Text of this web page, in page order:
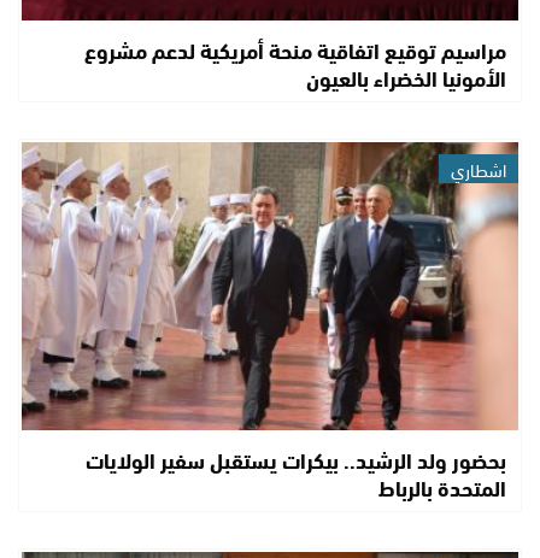
مراسيم توقيع اتفاقية منحة أمريكية لدعم مشروع
الأمونيا الخضراء بالعيون
اشطاري
بحضور ولد الرشيد.. بيكرات يستقبل سفير الولايات
المتحدة بالرباط